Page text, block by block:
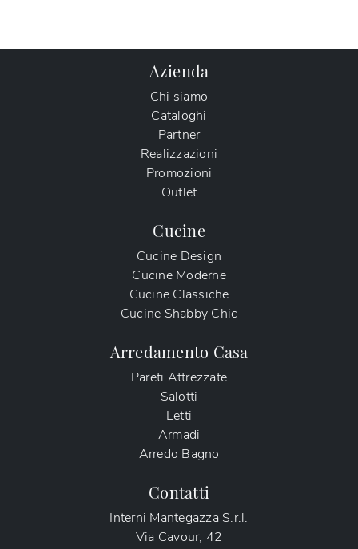
Azienda
Chi siamo
Cataloghi
Partner
Realizzazioni
Promozioni
Outlet
Cucine
Cucine Design
Cucine Moderne
Cucine Classiche
Cucine Shabby Chic
Arredamento Casa
Pareti Attrezzate
Salotti
Letti
Armadi
Arredo Bagno
Contatti
Interni Mantegazza S.r.l.
Via Cavour, 42